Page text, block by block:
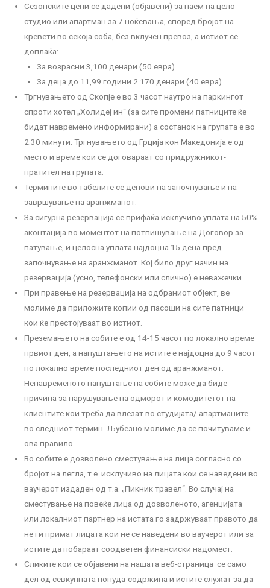
Сезонските цени се дадени (објавени) за наем на цело
студио или апартман за 7 ноќевања, според бројот на
кревети во секоја соба, без вклучен превоз, а истиот се
доплаќа:
За возрасни 3,100 денари (50 евра)
За деца до 11,99 години 2.170 денари (40 евра)
Тргнувањето од Скопје е во 3 часот наутро на паркингот
спроти хотел „Холидеј ин“ (за сите промени патниците ќе
бидат навремено информирани) а состанок на групата е во
2:30 минути. Тргнувањето од Грција кон Македонија е од
место и време кои се договараат со придружникот-
пратител на групата.
Термините во табелите се денови на започнување и на
завршување на аранжманот.
За сигурна резервација се прифаќа исклучиво уплата на 50%
аконтација во моментот на потпишување на Договор за
патување, и целосна уплата најдоцна 15 дена пред
започнување на аранжманот. Кој било друг начин на
резервација (усно, телефонски или слично) е неважечки.
При правење на резервација на одбраниот објект, ве
молиме да приложите копии од пасоши на сите патници
кои ќе престојуваат во истиот.
Преземањето на собите е од 14-15 часот по локално време
првиот ден, а напуштањето на истите е најдоцна до 9 часот
по локално време последниот ден од аранжманот.
Ненавременото напуштање на собите може да биде
причина за нарушување на одморот и комодитетот на
клиентите кои треба да влезат во студијата/ апартманите
во следниот термин. Љубезно молиме да се почитуваме и
ова правило.
Во собите е дозволено сместување на лица согласно со
бројот на легла, т.е. исклучиво на лицата кои се наведени во
ваучерот издаден од т.а. „Пикник травел“. Во случај на
сместување на повеќе лица од дозволеното, агенцијата
или локалниот партнер на истата го задржуваат правото да
не ги примат лицата кои не се наведени во ваучерот или за
истите да побараат соодветен финансиски надомест.
Сликите кои се објавени на нашата веб-страница се само
дел од севкупната понуда-содржина и истите служат за да